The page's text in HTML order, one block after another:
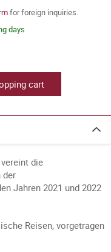
for foreign inquiries.
days
cart
die
der
Jahren 2021 und 2022
Reisen, vorgetragen